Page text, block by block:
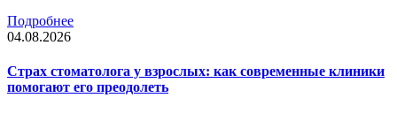
Подробнее
04.08.2026
Страх стоматолога у взрослых: как современные клиники
помогают его преодолеть